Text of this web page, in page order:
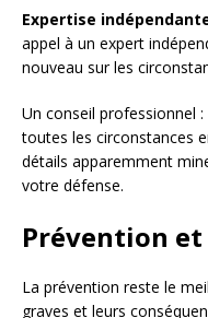
Expertise
appel à un expert
nouveau sur les
Un conseil professionnel
toutes les circonstances
détails apparemment
votre défense.
Prévention
La prévention reste le
graves et leurs